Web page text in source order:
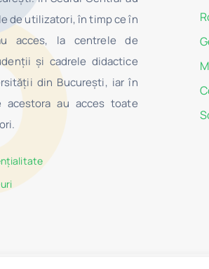
de utilizatori, în timp ce în
acces, la centrele de
şi cadrele didactice
din București, iar în
au acces toate